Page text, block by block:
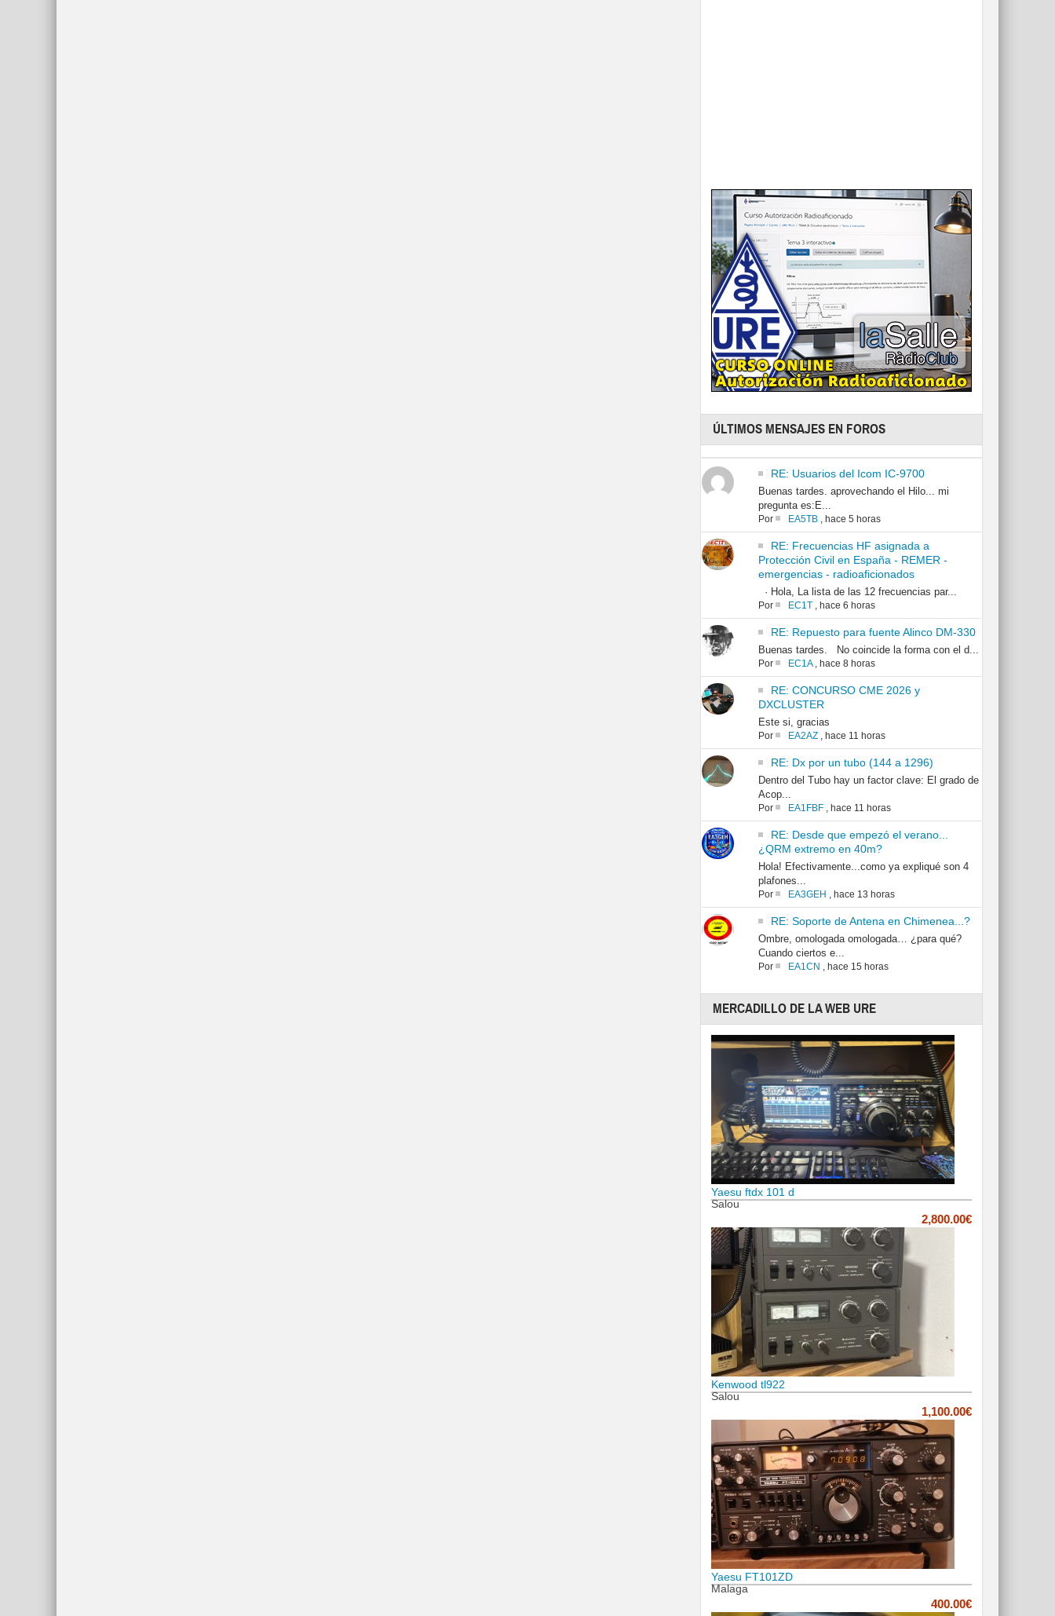
ÚLTIMOS MENSAJES EN FOROS
RE: Usuarios del Icom IC-9700
Buenas tardes. aprovechando el Hilo... mi
pregunta es:E...
Por EA5TB, hace 5 horas
RE: Frecuencias HF asignada a
Protección Civil en España - REMER -
emergencias - radioaficionados
· Hola, La lista de las 12 frecuencias par...
Por EC1T, hace 6 horas
RE: Repuesto para fuente Alinco DM-330
Buenas tardes. No coincide la forma con el d...
Por EC1A, hace 8 horas
RE: CONCURSO CME 2026 y
DXCLUSTER
Este si, gracias
Por EA2AZ, hace 11 horas
RE: Dx por un tubo (144 a 1296)
Dentro del Tubo hay un factor clave: El grado de
Acop...
Por EA1FBF, hace 11 horas
RE: Desde que empezó el verano...
¿QRM extremo en 40m?
Hola! Efectivamente...como ya expliqué son 4
plafones...
Por EA3GEH , hace 13 horas
RE: Soporte de Antena en Chimenea...?
Ombre, omologada omologada… ¿para qué?
Cuando ciertos e...
Por EA1CN , hace 15 horas
MERCADILLO DE LA WEB URE
Yaesu ftdx 101 d
Salou
2,800.00€
Kenwood tl922
Salou
1,100.00€
Yaesu FT101ZD
Malaga
400.00€